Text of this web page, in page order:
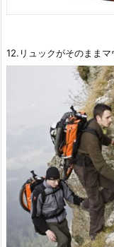
12.リュックがそのまま